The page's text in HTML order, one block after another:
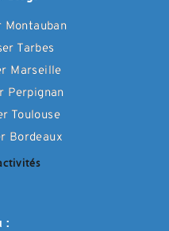
Montauban
Tarbes
Marseille
Perpignan
Toulouse
Bordeaux
: